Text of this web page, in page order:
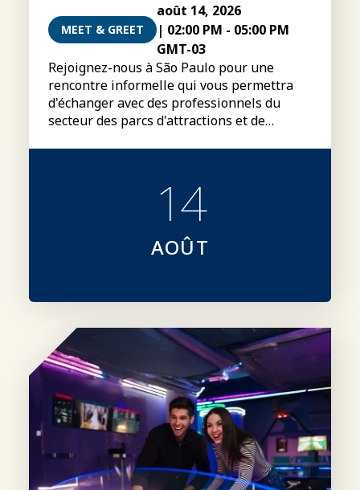
MEET & GREET
août 14, 2026
| 02:00 PM - 05:00 PM
GMT-03
Rejoignez-nous à São Paulo pour une
rencontre informelle qui vous permettra
d'échanger avec des professionnels du
secteur des parcs d'attractions et de
14
AOÛT